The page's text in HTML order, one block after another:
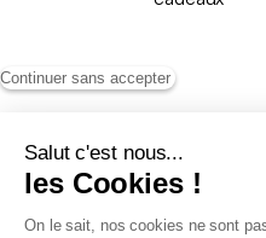
Continuer sans accepter
Salut c'est nous...
les Cookies !
On le sait, nos cookies ne sont
Conditions